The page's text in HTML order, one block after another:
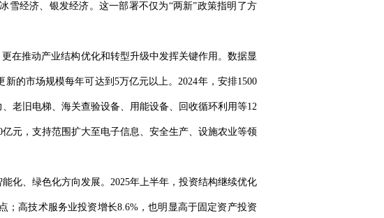
雪经济、银发经济。这一部署不仅为“两新”政策指明了方
在推动产业结构优化和转型升级中发挥关键作用。数据显
的市场规模每年可达到5万亿元以上。2024年，安排1500
老旧电梯、海关查验设备、用能设备、回收循环利用等12
元，支持范围扩大至电子信息、安全生产、设施农业等领
化、绿色化方向发展。2025年上半年，投资结构继续优化
；高技术服务业投资增长8.6%，也明显高于固定资产投资